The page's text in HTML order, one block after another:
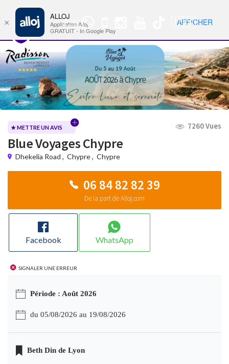
Groupe
WhatsApp
🇺🇸 Nav
★ METTRE UN AVIS 7260 Vues
Blue Voyages Chypre
Dhekelia Road , Chypre, Chypre
06 84 82 82 39
De la part de Alloj.com
Facebook WhatsApp
Signaler une erreur
Période : Août 2026
du 05/08/2026 au 19/08/2026
Beth Din de Lyon
×
ALLOJ
Application Alloj
GRATUIT - In Google Play
AFFICHER